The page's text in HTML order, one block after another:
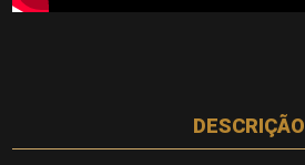
DESCRIÇÃO